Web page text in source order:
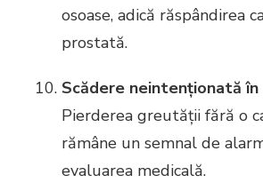
osoase, adică răspândirea
prostată.
Scădere neintenționată
Pierderea greutății fără o
rămâne un semnal de
evaluarea medicală.